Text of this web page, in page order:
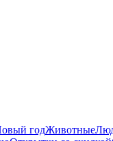
годЖивотные